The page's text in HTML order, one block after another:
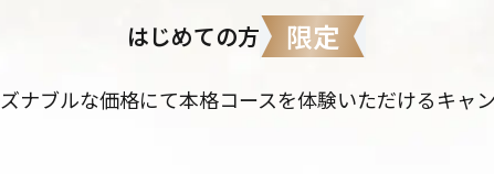
はじめての方 限定
ナブルな価格にて本格コースを体験いただけるキャ